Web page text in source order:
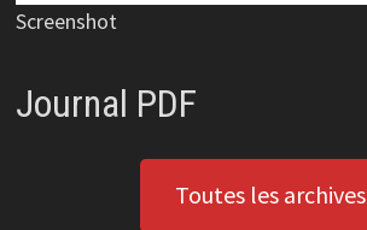
Screenshot
Journal PDF
Toutes les archives